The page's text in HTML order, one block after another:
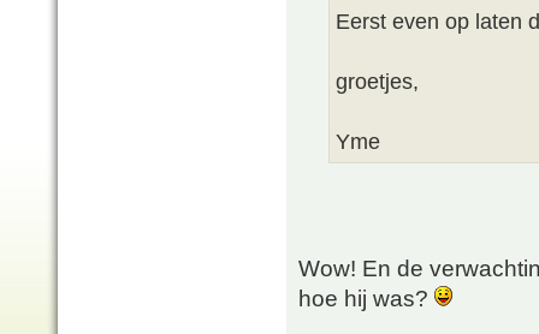
Eerst even op laten
groetjes,
Yme
Wow! En de
hoe hij was?